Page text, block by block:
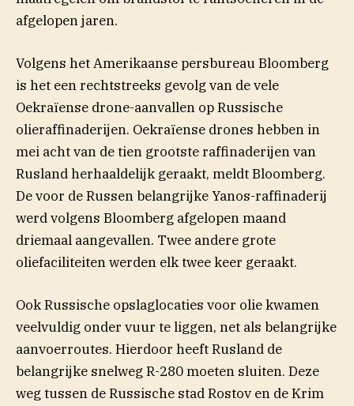
afgelopen jaren.
Volgens het Amerikaanse persbureau Bloomberg
is het een rechtstreeks gevolg van de vele
Oekraïense drone-aanvallen op Russische
olieraffinaderijen. Oekraïense drones hebben in
mei acht van de tien grootste raffinaderijen van
Rusland herhaaldelijk geraakt, meldt Bloomberg.
De voor de Russen belangrijke Yanos-raffinaderij
werd volgens Bloomberg afgelopen maand
driemaal aangevallen. Twee andere grote
oliefaciliteiten werden elk twee keer geraakt.
Ook Russische opslaglocaties voor olie kwamen
veelvuldig onder vuur te liggen, net als belangrijke
aanvoerroutes. Hierdoor heeft Rusland de
belangrijke snelweg R-280 moeten sluiten. Deze
weg tussen de Russische stad Rostov en de Krim